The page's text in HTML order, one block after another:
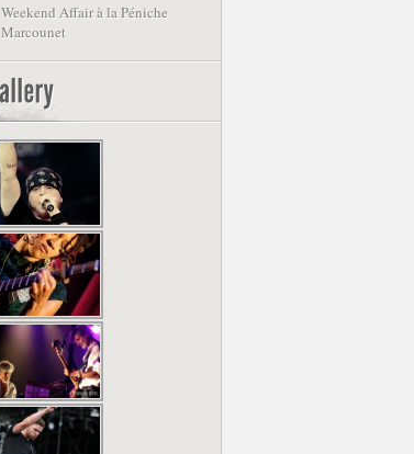
Weekend Affair à la Péniche
Marcounet